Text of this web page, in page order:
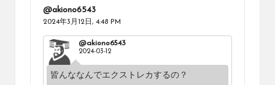
@akiono6543
2024年3月12日, 4:48 PM
@akiono6543
2024-03-12
皆んななんでエクストレカするの？